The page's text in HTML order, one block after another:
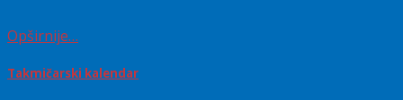
Opširnije…
Takmičarski kalendar